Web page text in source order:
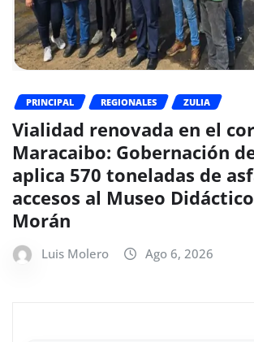
PRINCIPAL REGIONALES ZULIA
Vialidad renovada en el
Maracaibo: Gobernación
aplica 570 toneladas de
accesos al Museo
Morán
Luis Molero Ago 6, 2026